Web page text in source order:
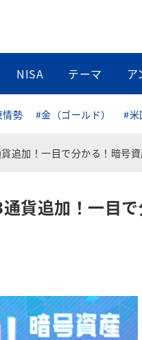
NISA テーマ ア
情勢 #金（ゴールド） #米
追加！一目で分かる！暗号資
貨追加！一目